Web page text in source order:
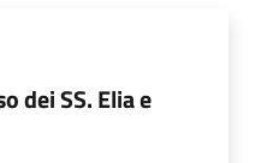
dei SS. Elia e